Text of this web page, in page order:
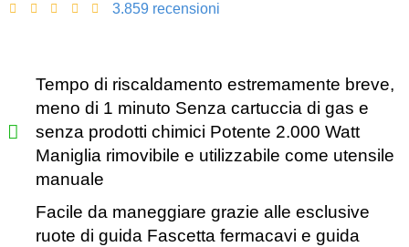
3.859 recensioni
Tempo di riscaldamento estremamente breve,
meno di 1 minuto Senza cartuccia di gas e
senza prodotti chimici Potente 2.000 Watt
Maniglia rimovibile e utilizzabile come utensile
manuale
Facile da maneggiare grazie alle esclusive
ruote di guida Fascetta fermacavi e guida